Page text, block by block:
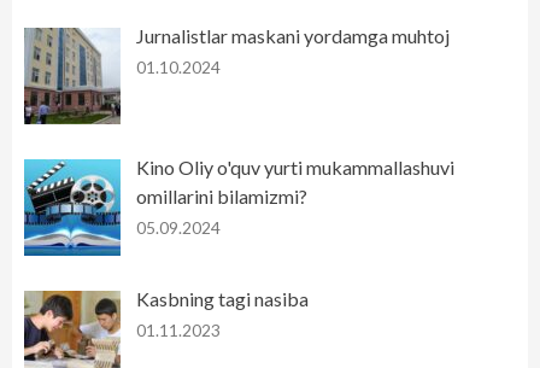
Jurnalistlar maskani yordamga muhtoj
01.10.2024
Kino Oliy o'quv yurti mukammallashuvi
omillarini bilamizmi?
05.09.2024
Kasbning tagi nasiba
01.11.2023